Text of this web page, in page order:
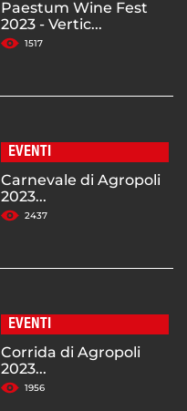
Paestum Wine Fest
2023 - Vertic...
1517
EVENTI
Carnevale di Agropoli
2023...
2437
EVENTI
Corrida di Agropoli
2023...
1956